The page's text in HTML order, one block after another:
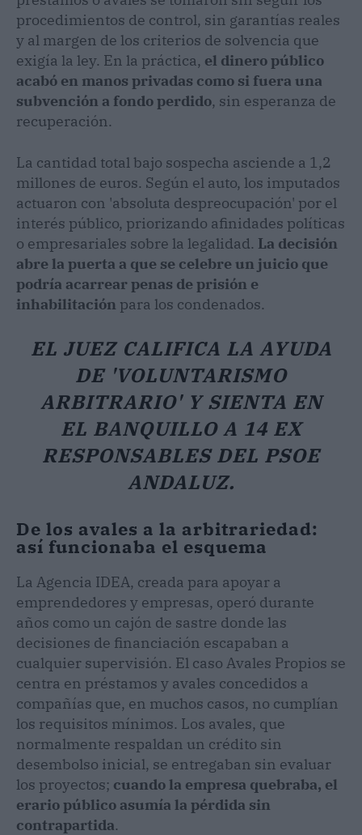
procedimientos de control, sin garantías reales
y al margen de los criterios de solvencia que
exigía la ley. En la práctica, el dinero público
acabó en manos privadas como si fuera una
subvención a fondo perdido, sin esperanza de
recuperación.
La cantidad total bajo sospecha asciende a 1,2
millones de euros. Según el auto, los imputados
actuaron con 'absoluta despreocupación' por el
interés público, priorizando afinidades políticas
o empresariales sobre la legalidad. La decisión
abre la puerta a que se celebre un juicio que
podría acarrear penas de prisión e
inhabilitación para los condenados.
EL JUEZ CALIFICA LA AYUDA
DE 'VOLUNTARISMO
ARBITRARIO' Y SIENTA EN
EL BANQUILLO A 14 EX
RESPONSABLES DEL PSOE
ANDALUZ.
De los avales a la arbitrariedad:
así funcionaba el esquema
La Agencia IDEA, creada para apoyar a
emprendedores y empresas, operó durante
años como un cajón de sastre donde las
decisiones de financiación escapaban a
cualquier supervisión. El caso Avales Propios se
centra en préstamos y avales concedidos a
compañías que, en muchos casos, no cumplían
los requisitos mínimos. Los avales, que
normalmente respaldan un crédito sin
desembolso inicial, se entregaban sin evaluar
los proyectos; cuando la empresa quebraba, el
erario público asumía la pérdida sin
contrapartida.